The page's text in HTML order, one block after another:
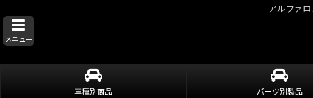
アルファ
メニュー
車種別商品 パーツ別製品